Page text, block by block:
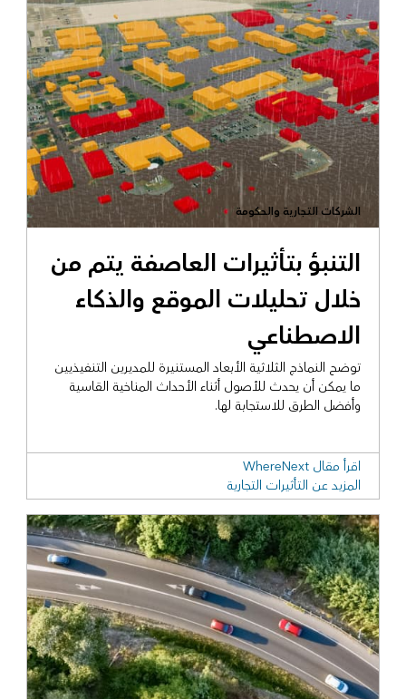
الشركات التجارية والحكومة
التنبؤ بتأثيرات العاصفة يتم من
خلال تحليلات الموقع والذكاء
الاصطناعي
توضح النماذج الثلاثية الأبعاد المستنيرة للمديرين التنفيذيين
ما يمكن أن يحدث للأصول أثناء الأحداث المناخية القاسية
وأفضل الطرق للاستجابة لها.
اقرأ مقال WhereNext
المزيد عن التأثيرات التجارية